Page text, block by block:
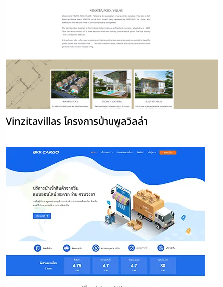
Vinzitavillas โครงการบ้านพูลวิลล่า